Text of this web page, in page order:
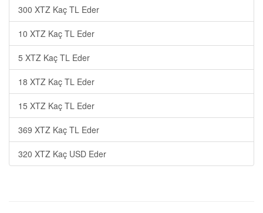
300 XTZ Kaç TL Eder
10 XTZ Kaç TL Eder
5 XTZ Kaç TL Eder
18 XTZ Kaç TL Eder
15 XTZ Kaç TL Eder
369 XTZ Kaç TL Eder
320 XTZ Kaç USD Eder